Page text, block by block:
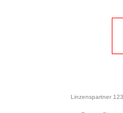
Linzenspartner